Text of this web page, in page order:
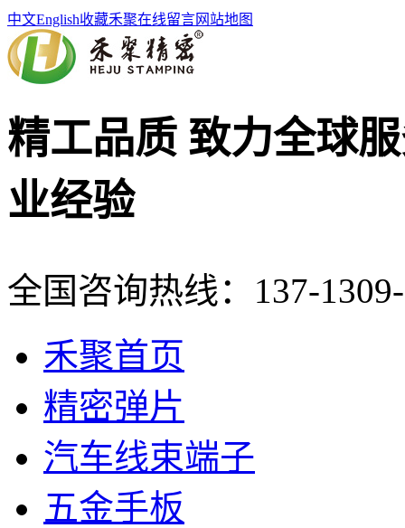
中文English收藏禾聚在线留言网站地图
精工品质 致力全球
业经验
全国咨询热线： 137-
禾聚首页
精密弹片
汽车线束端子
五金手板